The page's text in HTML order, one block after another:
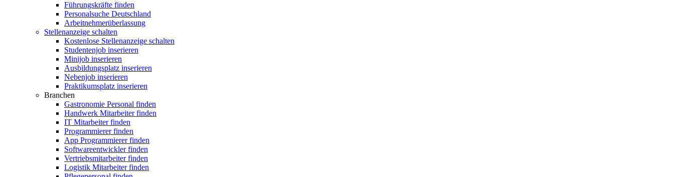
Führungskräfte finden
Personalsuche Deutschland
Arbeitnehmerüberlassung
Stellenanzeige schalten
Kostenlose Stellenanzeige schalten
Studentenjob inserieren
Minijob inserieren
Ausbildungsplatz inserieren
Nebenjob inserieren
Praktikumsplatz inserieren
Branchen
Gastronomie Personal finden
Handwerk Mitarbeiter finden
IT Mitarbeiter finden
Programmierer finden
App Programmierer finden
Softwareentwickler finden
Vertriebsmitarbeiter finden
Logistik Mitarbeiter finden